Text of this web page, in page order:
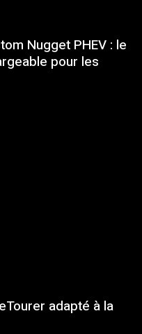
Nugget PHEV : le
pour les
adapté à la